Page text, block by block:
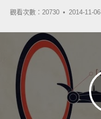
觀看次數：20730 • 2014-11-06